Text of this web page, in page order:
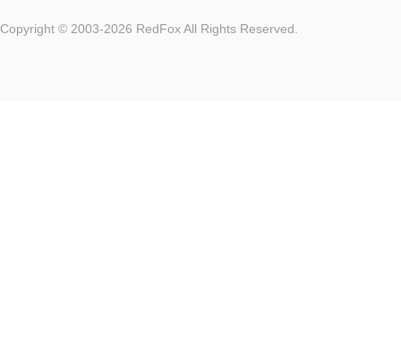
Copyright © 2003-2026 RedFox All Rights Reserved.